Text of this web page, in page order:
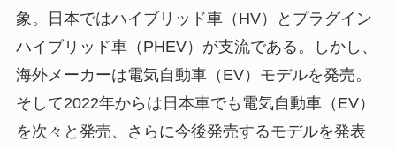
象。日本ではハイブリッド車（HV）とプラグイン
ハイブリッド車（PHEV）が支流である。しかし、
海外メーカーは電気自動車（EV）モデルを発売。
そして2022年からは日本車でも電気自動車（EV）
を次々と発売、さらに今後発売するモデルを発表